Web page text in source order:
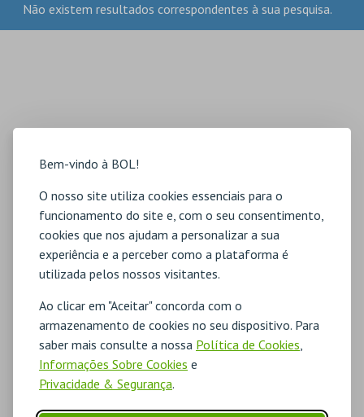
Bem-vindo à BOL!
O nosso site utiliza cookies essenciais para o
funcionamento do site e, com o seu consentimento,
cookies que nos ajudam a personalizar a sua
experiência e a perceber como a plataforma é
utilizada pelos nossos visitantes.
Ao clicar em "Aceitar" concorda com o
armazenamento de cookies no seu dispositivo. Para
saber mais consulte a nossa Política de Cookies
Informações Sobre Cookies e
Privacidade & Segurança.
Não existem resultados correspondentes à sua pesquisa.